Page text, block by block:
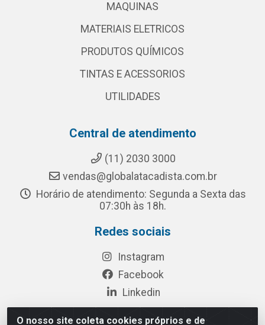
O nosso site coleta cookies próprios e de
MAQUINAS
MATERIAIS ELETRICOS
PRODUTOS QUÍMICOS
TINTAS E ACESSORIOS
UTILIDADES
Central de atendimento
(11) 2030 3000
vendas@globalatacadista.com.br
Horário de atendimento: Segunda a Sexta das
07:30h às 18h.
Redes sociais
Instagram
Facebook
Linkedin